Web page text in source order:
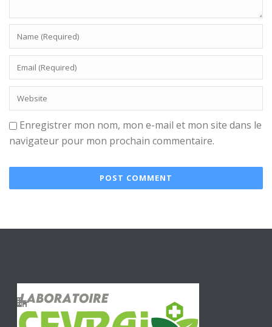
Enregistrer mon nom, mon e-mail et mon site dans le
navigateur pour mon prochain commentaire.